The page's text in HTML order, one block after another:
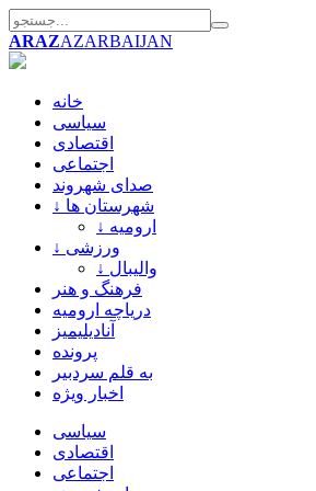
ARAZAZARBAIJAN
خانه
سیاسی
اقتصادی
اجتماعی
صدای شهروند
↓ شهرستان ها
↓ ارومیه
↓ ورزشی
↓ والیبال
فرهنگ و هنر
دریاچه ارومیه
آنادیلیمیز
پرونده
به قلم سردبیر
اخبار ویژه
سیاسی
اقتصادی
اجتماعی